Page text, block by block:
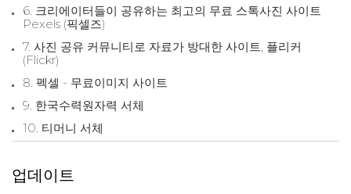
6. 크리에이터들이 공유하는 최고의 무료 스톡사진 사이트
Pexels (픽셀즈)
7. 사진 공유 커뮤니티로 자료가 방대한 사이트, 플리커
(Flickr)
8. 펙셀 - 무료이미지 사이트
9. 한국수력원자력 서체
10. 티머니 서체
업데이트